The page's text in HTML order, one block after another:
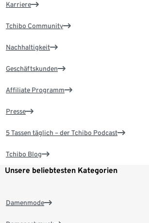
Karriere
Tchibo Community
Nachhaltigkeit
Geschäftskunden
Affiliate Programm
Presse
5 Tassen täglich – der Tchibo Podcast
Tchibo Blog
Unsere beliebtesten Kategorien
Damenmode